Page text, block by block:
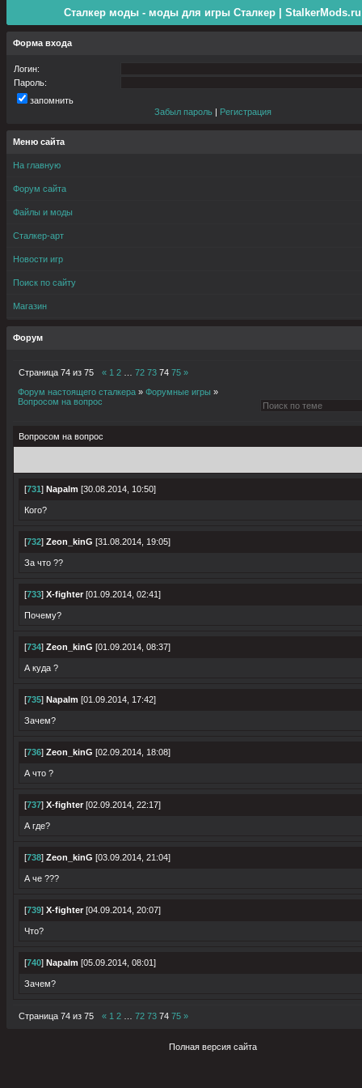
Сталкер моды - моды для игры Сталкер | StalkerMods.ru
Форма входа
Логин:
Пароль:
запомнить
Забыл пароль | Регистрация
Меню сайта
На главную
Форум сайта
Файлы и моды
Сталкер-арт
Новости игр
Поиск по сайту
Магазин
Форум
Страница 74 из 75 « 1 2 72 73 74 75 »
Форум настоящего сталкера » Форумные игры »
Вопросом на вопрос
Вопросом на вопрос
[731 ] Napalm [30.08.2014, 10:50]
Кого?
[732] Zeon_kinG [31.08.2014, 19:05]
За что ??
[733] X-fighter [01.09.2014, 02:41]
Почему?
[734] Zeon_kinG [01.09.2014, 08:37]
А куда ?
[735] Napalm [01.09.2014, 17:42]
Зачем?
[736] Zeon_kinG [02.09.2014, 18:08]
А что ?
[737] X-fighter [02.09.2014, 22:17]
А где?
[738] Zeon_kinG [03.09.2014, 21:04]
А че ???
[739] X-fighter [04.09.2014, 20:07]
Что?
[740] Napalm [05.09.2014, 08:01]
Зачем?
Страница 74 из 75 « 1 2 72 73 74 75 »
Полная версия сайта